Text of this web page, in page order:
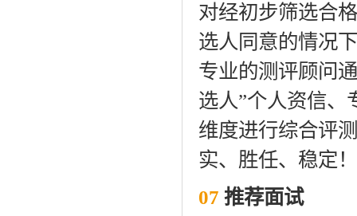
对经初步筛选合
选人同意的情况
专业的测评顾问
选人”个人资信、
维度进行综合评
实、胜任、稳定！
07 推荐面试